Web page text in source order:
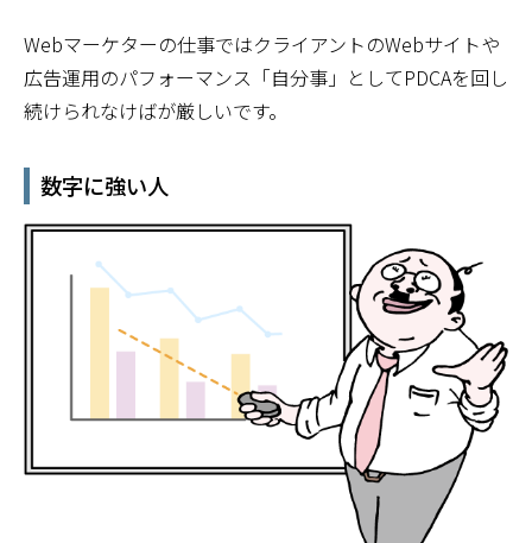
Webマーケターの仕事ではクライアントのWebサイトや
広告運用のパフォーマンス「自分事」としてPDCAを回し
続けられなけばが厳しいです。
数字に強い人